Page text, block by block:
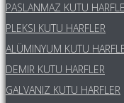
PASLANMAZ KUTU
PLEKSI KUTU HARFLER
ALÜMINYUM KUTU
DEMIR KUTU HARFLER
GALVANIZ KUTU HARFLER